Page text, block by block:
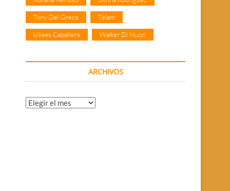
Tony Del Greco Télam
Ulises Caballero Walter Di Nucci
ARCHIVOS
Archivos